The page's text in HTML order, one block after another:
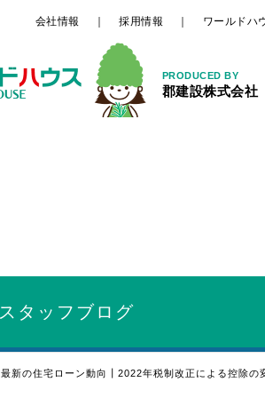
PRODUCED BY
郡建設株式会社
会社情報 採用情報 ワールドハ
スタッフ ブログ
最新の住宅ローン動向┃2022年税制改正による控除の